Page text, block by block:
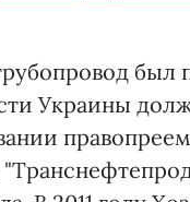
был
Украины